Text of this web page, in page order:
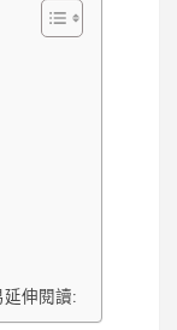
伸閱讀: